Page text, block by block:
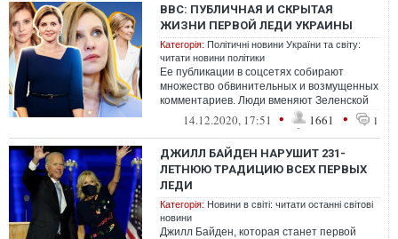
BBC: ПУБЛИЧНАЯ И СКРЫТАЯ
ЖИЗНИ ПЕРВОЙ ЛЕДИ УКРАИНЫ
Категорія: Політичні новини України та світу:
читати новини політики
Ее публикации в соцсетях собирают
множество обвинительных и возмущенных
комментариев. Люди вменяют Зеленской
отпуск в Омане, имущество в Крыму и
14.12.2020, 17:51 • 1661 • 1
ДЖИЛЛ БАЙДЕН НАРУШИТ 231-
ЛЕТНЮЮ ТРАДИЦИЮ ВСЕХ ПЕРВЫХ
ЛЕДИ
Категорія: Новини в світі: читати останні світові
новини
Джилл Байден, которая станет первой